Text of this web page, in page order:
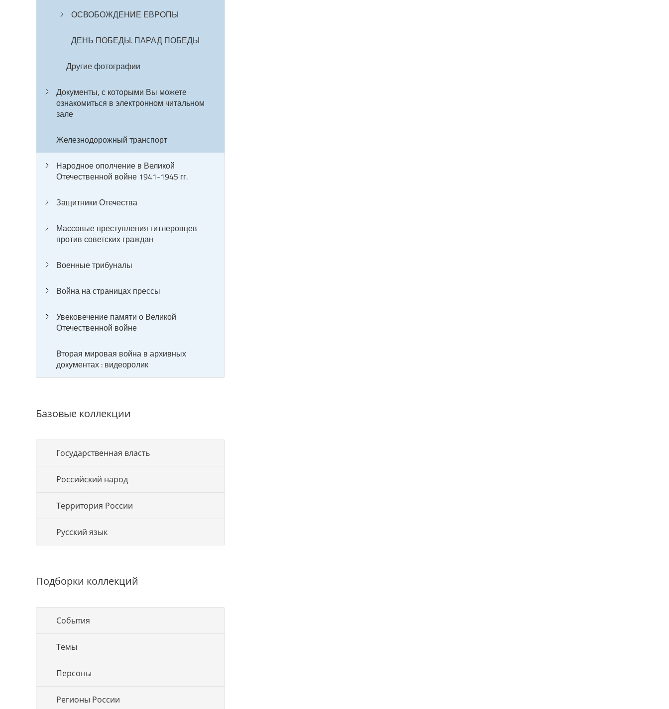
ОСВОБОЖДЕНИЕ ЕВРОПЫ
ДЕНЬ ПОБЕДЫ. ПАРАД ПОБЕДЫ
Другие фотографии
Документы, с которыми Вы можете
ознакомиться в электронном читальном
зале
Железнодорожный транспорт
Народное ополчение в Великой
Отечественной войне 1941-1945 гг.
Защитники Отечества
Массовые преступления гитлеровцев
против советских граждан
Военные трибуналы
Война на страницах прессы
Увековечение памяти о Великой
Отечественной войне
Вторая мировая война в архивных
документах : видеоролик
Базовые коллекции
Государственная власть
Российский народ
Территория России
Русский язык
Подборки коллекций
События
Темы
Персоны
Регионы России